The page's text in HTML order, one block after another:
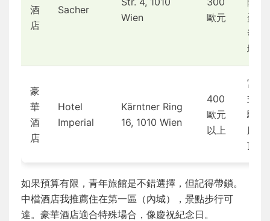
酒
店
Sacher
Wien
歐元
蛋糕
發源
地
豪
華
酒
店
Hotel
Imperial
Kärntner Ring
16, 1010 Wien
400
歐元
以上
宮殿
式體
驗，
服務
頂級
如果預算有限，青年旅館是不錯選擇，但記得帶鎖。
中檔酒店我推薦住在第一區（內城），景點步行可
達。豪華酒店適合特殊場合，像慶祝紀念日。